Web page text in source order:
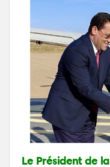
Le Président de